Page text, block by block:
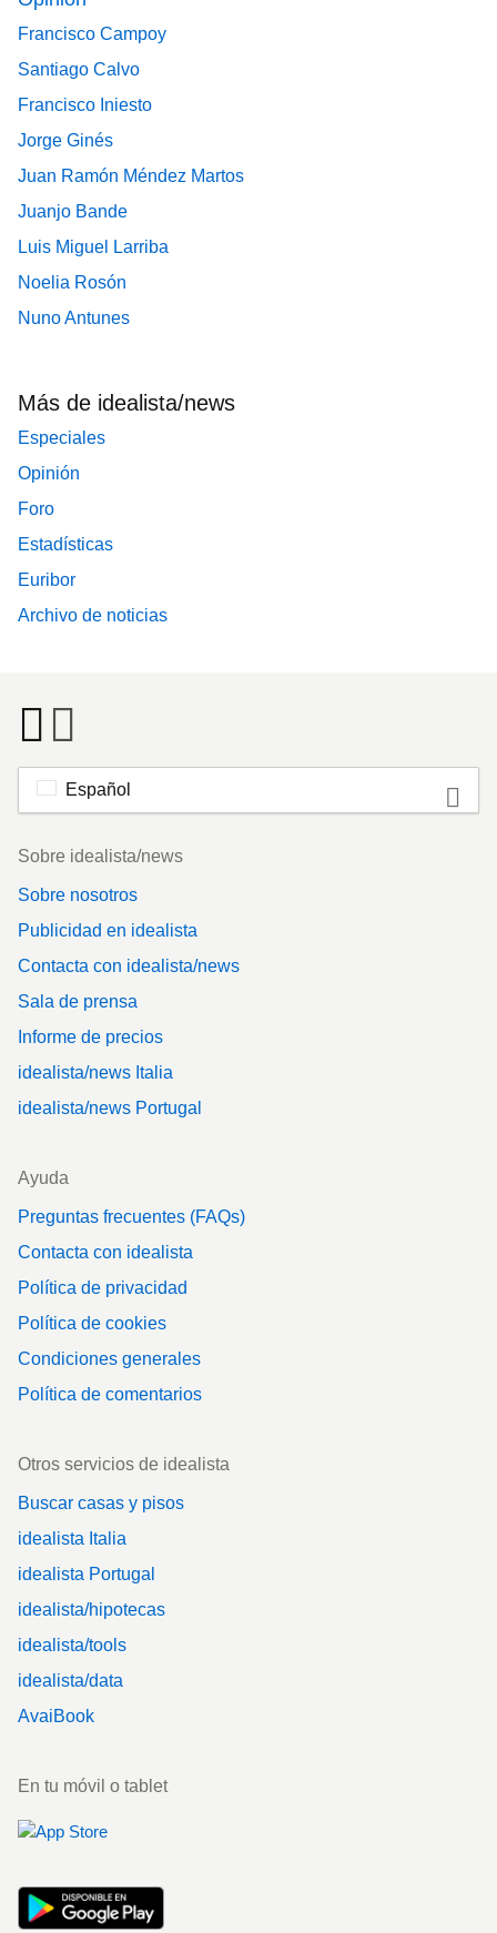
Francisco Campoy
Santiago Calvo
Francisco Iniesto
Jorge Ginés
Juan Ramón Méndez Martos
Juanjo Bande
Luis Miguel Larriba
Noelia Rosón
Nuno Antunes
Más de idealista/news
Especiales
Opinión
Foro
Estadísticas
Euribor
Archivo de noticias
Español
Footer
Sobre idealista/news
Sobre nosotros
Publicidad en idealista
Contacta con idealista/news
Sala de prensa
Informe de precios
idealista/news Italia
idealista/news Portugal
Ayuda
Preguntas frecuentes (FAQs)
Contacta con idealista
Política de privacidad
Política de cookies
Condiciones generales
Política de comentarios
Otros servicios de idealista
Buscar casas y pisos
idealista Italia
idealista Portugal
idealista/hipotecas
idealista/tools
idealista/data
AvaiBook
En tu móvil o tablet